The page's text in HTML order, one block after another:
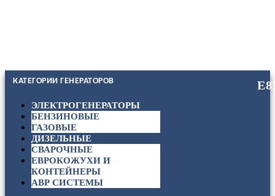
КАТЕГОРИИ ГЕНЕРАТОРОВ
ЭЛЕКТРОГЕНЕРАТОРЫ
БЕНЗИНОВЫЕ
ГАЗОВЫЕ
ДИЗЕЛЬНЫЕ
СВАРОЧНЫЕ
ЕВРОКОЖУХИ И
КОНТЕЙНЕРЫ
АВР СИСТЕМЫ